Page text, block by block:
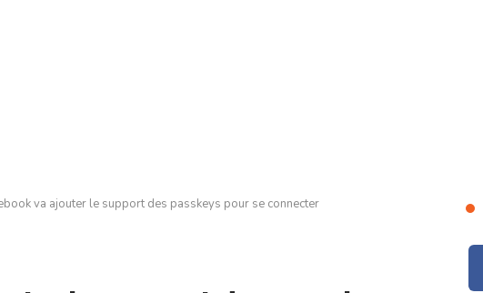
va ajouter le support des passkeys pour se connecter